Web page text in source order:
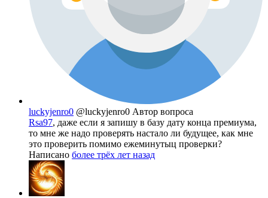
luckyjenro0 @luckyjenro0 Автор вопроса
Rsa97, даже если я запишу в базу дату конца премиума,
то мне же надо проверять настало ли будущее, как мне
это проверить помимо ежеминутыц проверки?
Написано более трёх лет назад